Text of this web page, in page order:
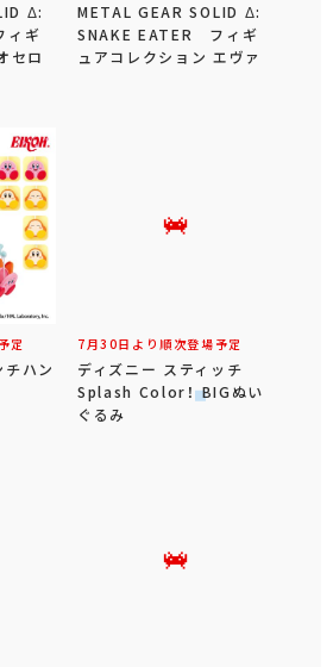
Δ:
ィギ
セロ
METAL GEAR SOLID Δ:
SNAKE EATER フィギ
ュアコレクション エヴァ
定
ハン
7月30日より順次登場予定
ディズニー スティッチ
Splash Color！ BIGぬい
ぐるみ